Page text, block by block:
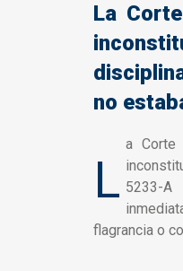
La
no
L
a Corte
5233-
flagrancia o